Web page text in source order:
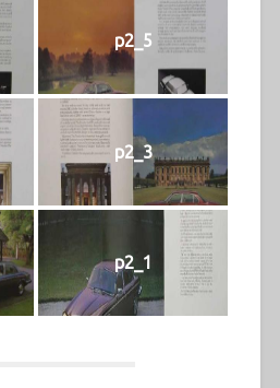
p2_5
p2_3
p2_1